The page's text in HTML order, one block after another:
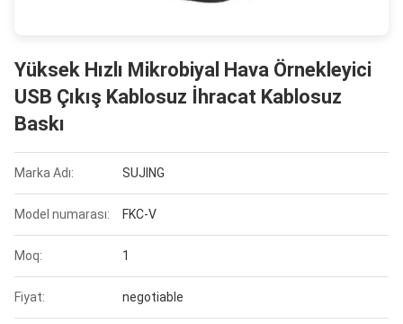
Yüksek Hızlı Mikrobiyal Hava Örnekleyici
USB Çıkış Kablosuz İhracat Kablosuz
Baskı
Marka Adı: SUJING
Model numarası: FKC-V
Moq: 1
Fiyat: negotiable